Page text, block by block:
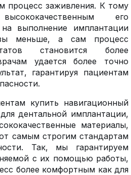
процесс заживления. К тому
его
выполнение имплантации
меньше, а сам процесс
становится более
удается более точно
гарантируя пациентам
купить навигационный
дентальной имплантации,
материалы,
самым строгим стандартам
Так, мы гарантируем
с их помощью работы,
более комфортным как для